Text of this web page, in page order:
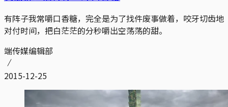
有阵子我常嚼口香糖，完全是为了找件废事做着，咬牙切齿地
对付时间，把白茫茫的分秒嚼出空荡荡的甜。
端传媒编辑部
2015-12-25